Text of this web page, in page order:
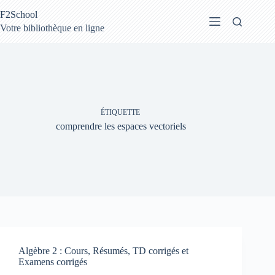
au
contenu
F2School
Votre bibliothèque en ligne
ÉTIQUETTE
comprendre les espaces vectoriels
Algèbre 2 : Cours, Résumés, TD corrigés et
Examens corrigés